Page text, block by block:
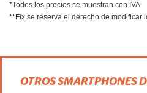
*Todos los precios se muestran con IVA.
**Fix se reserva el derecho de modificar
OTROS SMARTPHONES